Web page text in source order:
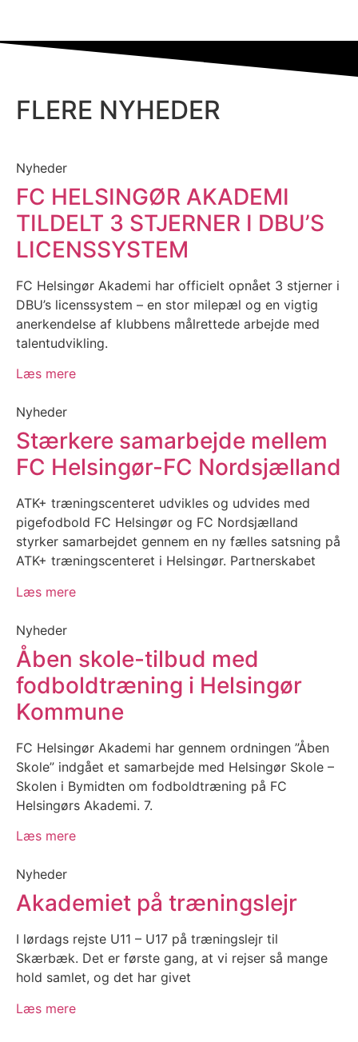
FLERE NYHEDER
Nyheder
FC HELSINGØR AKADEMI
TILDELT 3 STJERNER I DBU’S
LICENSSYSTEM
FC Helsingør Akademi har officielt opnået 3 stjerner i
DBU’s licenssystem – en stor milepæl og en vigtig
anerkendelse af klubbens målrettede arbejde med
talentudvikling.
Læs mere
Nyheder
Stærkere samarbejde mellem
FC Helsingør-FC Nordsjælland
ATK+ træningscenteret udvikles og udvides med
pigefodbold FC Helsingør og FC Nordsjælland
styrker samarbejdet gennem en ny fælles satsning på
ATK+ træningscenteret i Helsingør. Partnerskabet
Læs mere
Nyheder
Åben skole-tilbud med
fodboldtræning i Helsingør
Kommune
FC Helsingør Akademi har gennem ordningen ”Åben
Skole” indgået et samarbejde med Helsingør Skole –
Skolen i Bymidten om fodboldtræning på FC
Helsingørs Akademi. 7.
Læs mere
Nyheder
Akademiet på træningslejr
I lørdags rejste U11 – U17 på træningslejr til
Skærbæk. Det er første gang, at vi rejser så mange
hold samlet, og det har givet
Læs mere